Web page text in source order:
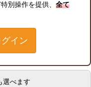
別操作を提供、 全て
グイン
選べます